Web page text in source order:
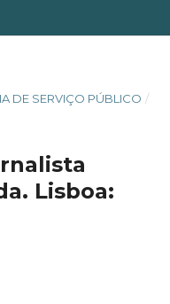
DE SERVIÇO PÚBLICO /
Lisboa: